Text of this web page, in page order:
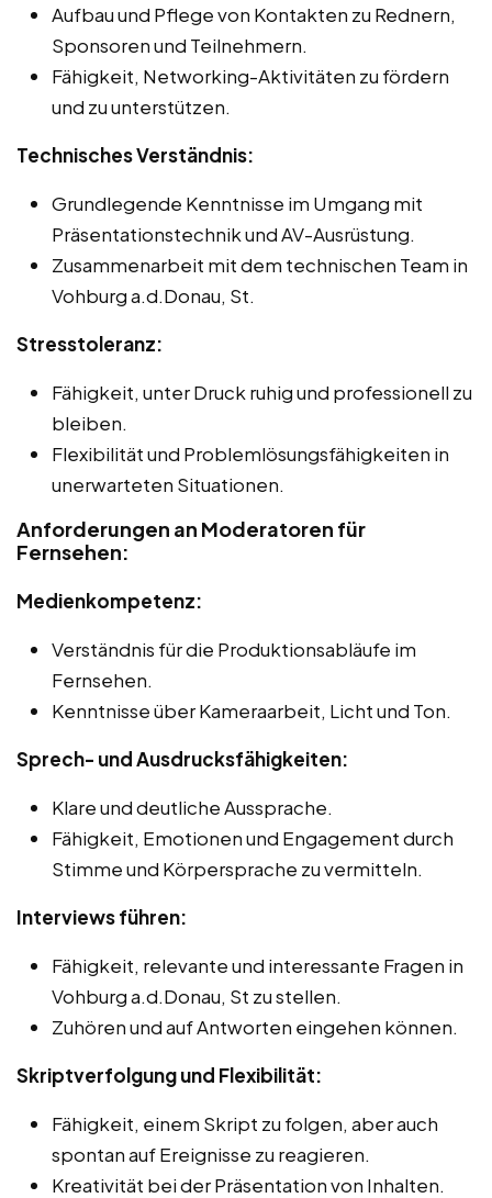
Aufbau und Pflege von Kontakten zu Rednern,
Sponsoren und Teilnehmern.
Fähigkeit, Networking-Aktivitäten zu fördern
und zu unterstützen.
Technisches Verständnis:
Grundlegende Kenntnisse im Umgang mit
Präsentationstechnik und AV-Ausrüstung.
Zusammenarbeit mit dem technischen Team in
Vohburg a.d.Donau, St.
Stresstoleranz:
Fähigkeit, unter Druck ruhig und professionell zu
bleiben.
Flexibilität und Problemlösungsfähigkeiten in
unerwarteten Situationen.
Anforderungen an Moderatoren für
Fernsehen:
Medienkompetenz:
Verständnis für die Produktionsabläufe im
Fernsehen.
Kenntnisse über Kameraarbeit, Licht und Ton.
Sprech- und Ausdrucksfähigkeiten:
Klare und deutliche Aussprache.
Fähigkeit, Emotionen und Engagement durch
Stimme und Körpersprache zu vermitteln.
Interviews führen:
Fähigkeit, relevante und interessante Fragen in
Vohburg a.d.Donau, St zu stellen.
Zuhören und auf Antworten eingehen können.
Skriptverfolgung und Flexibilität:
Fähigkeit, einem Skript zu folgen, aber auch
spontan auf Ereignisse zu reagieren.
Kreativität bei der Präsentation von Inhalten.